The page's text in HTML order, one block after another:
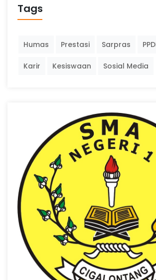
Tags
Humas Prestasi Sarpras
Karir Kesiswaan Sosial Media